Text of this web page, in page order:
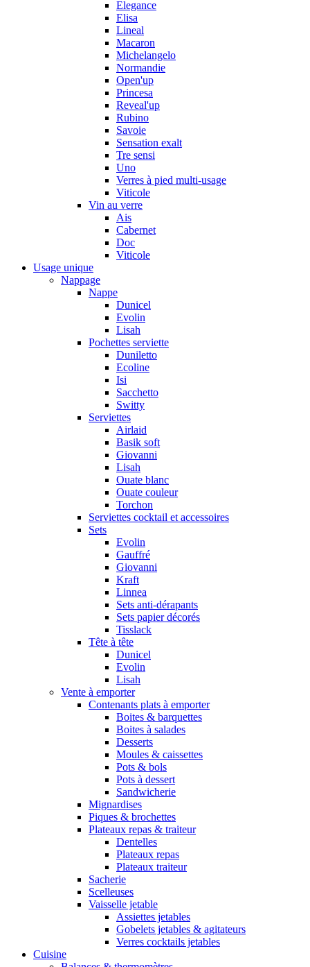
Elegance
Elisa
Lineal
Macaron
Michelangelo
Normandie
Open'up
Princesa
Reveal'up
Rubino
Savoie
Sensation exalt
Tre sensi
Uno
Verres à pied multi-usage
Viticole
Vin au verre
Ais
Cabernet
Doc
Viticole
Usage unique
Nappage
Nappe
Dunicel
Evolin
Lisah
Pochettes serviette
Duniletto
Ecoline
Isi
Sacchetto
Switty
Serviettes
Airlaid
Basik soft
Giovanni
Lisah
Ouate blanc
Ouate couleur
Torchon
Serviettes cocktail et accessoires
Sets
Evolin
Gauffré
Giovanni
Kraft
Linnea
Sets anti-dérapants
Sets papier décorés
Tisslack
Tête à tête
Dunicel
Evolin
Lisah
Vente à emporter
Contenants plats à emporter
Boites & barquettes
Boites à salades
Desserts
Moules & caissettes
Pots & bols
Pots à dessert
Sandwicherie
Mignardises
Piques & brochettes
Plateaux repas & traiteur
Dentelles
Plateaux repas
Plateaux traiteur
Sacherie
Scelleuses
Vaisselle jetable
Assiettes jetables
Gobelets jetables & agitateurs
Verres cocktails jetables
Cuisine